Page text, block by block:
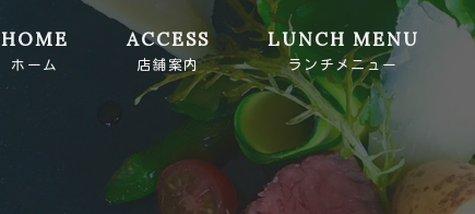
HOME
ホーム
ACCESS
店舗案内
LUNCH MENU
ランチメニュー